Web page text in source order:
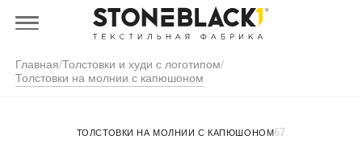
Главная/Толстовки и худи с логотипом/
Толстовки на молнии с капюшоном
ТОЛСТОВКИ НА МОЛНИИ С КАПЮШОНОМ67